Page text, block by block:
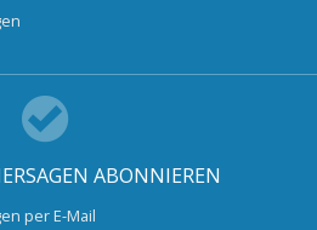
ABONNIEREN
per E-Mail